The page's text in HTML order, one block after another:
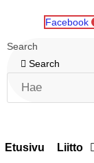
Facebook
Search
Search
Etusivu Liitto